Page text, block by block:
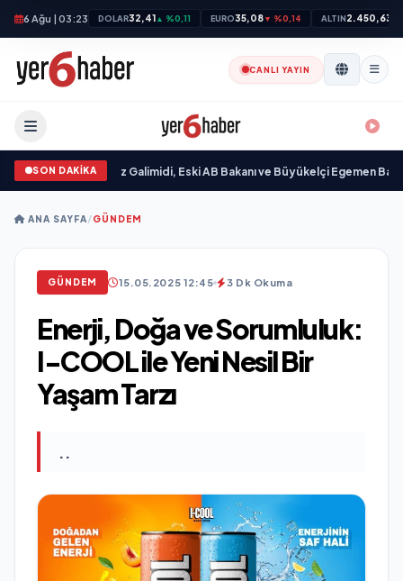
6 Ağu | 03:23 DOLAR32,41▲ %0,11 EURO35,08▼ %0,14 ALTIN2.450,63
CANLI YAYIN
SON DAKİKA
Emre Açıkgöz Galimidi, Eski AB Bakanı ve Büyükelçi Egemen Bağış ile
ANA SAYFA/GÜNDEM
GÜNDEM 15.05.2025 12:45 3 Dk Okuma
Enerji, Doğa ve Sorumluluk:
I-COOL ile Yeni Nesil Bir
Yaşam Tarzı
..